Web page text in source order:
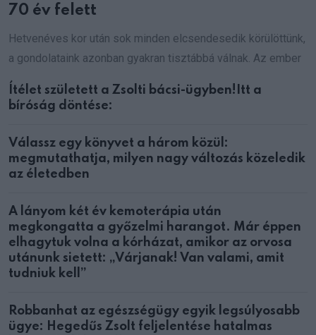
70 év felett
Hetvenéves kor után sok minden elcsendesedik körülöttünk,
a gondolataink azonban gyakran tisztábbá válnak. Az ember
Ítélet született a Zsolti bácsi-ügyben!Itt a
bíróság döntése:
Válassz egy könyvet a három közül:
megmutathatja, milyen nagy változás közeledik
az életedben
A lányom két év kemoterápia után
megkongatta a győzelmi harangot. Már éppen
elhagytuk volna a kórházat, amikor az orvosa
utánunk sietett: „Várjanak! Van valami, amit
tudniuk kell”
Robbanhat az egészségügy egyik legsúlyosabb
ügye: Hegedűs Zsolt feljelentése hatalmas